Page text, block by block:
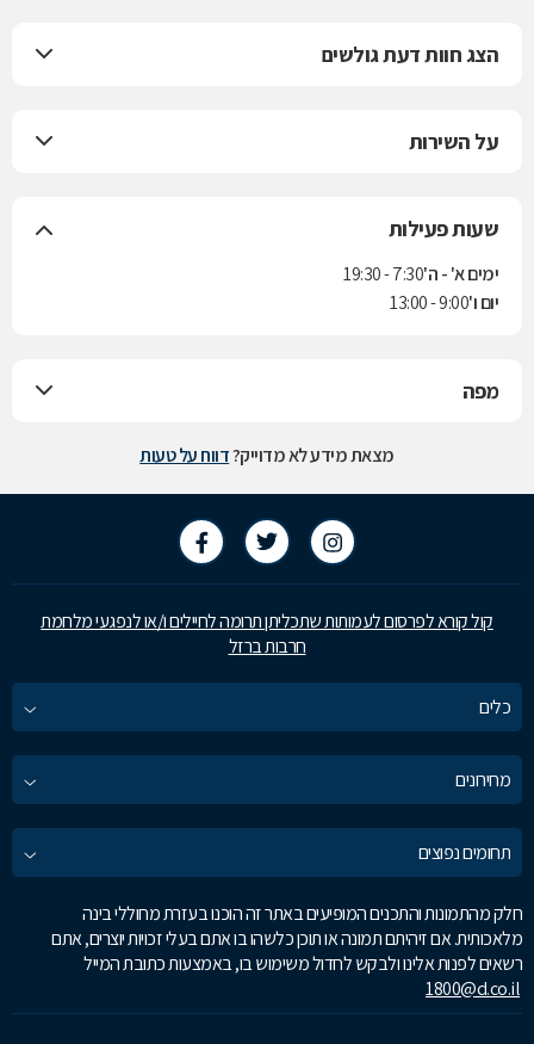
הצג חוות דעת גולשים
על השירות
שעות פעילות
ימים א' - ה'7:30 - 19:30
יום ו'9:00 - 13:00
מפה
מצאת מידע לא מדוייק?דווח על טעות
קול קורא לפרסום לעמותות שתכליתן תרומה לחיילים ו/או לנפגעי מלחמת
חרבות ברזל
כלים
מחירונים
תחומים נפוצים
חלק מהתמונות והתכנים המופיעים באתר זה הוכנו בעזרת מחוללי בינה
מלאכותית. אם זיהיתם תמונה או תוכן כלשהו בו אתם בעלי זכויות יוצרים, אתם
רשאים לפנות אלינו ולבקש לחדול משימוש בו, באמצעות כתובת המייל
1800@d.co.il